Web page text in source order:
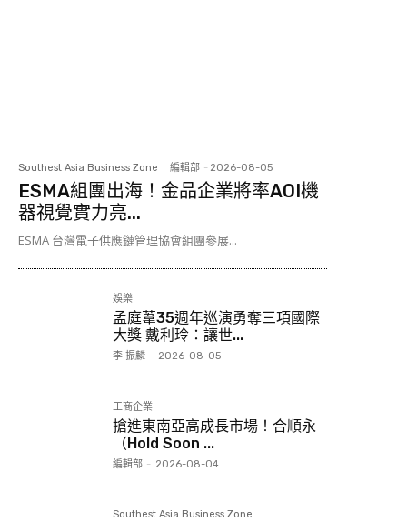
Southest Asia Business Zone 編輯部 - 2026-08-05
ESMA組團出海！金品企業將率AOI機
器視覺實力亮...
ESMA 台灣電子供應鏈管理協會組團參展...
娛樂
孟庭葦35週年巡演勇奪三項國際
大獎 戴利玲：讓世...
李 振麟 - 2026-08-05
工商企業
搶進東南亞高成長市場！合順永
（Hold Soon ...
編輯部 - 2026-08-04
Southest Asia Business Zone